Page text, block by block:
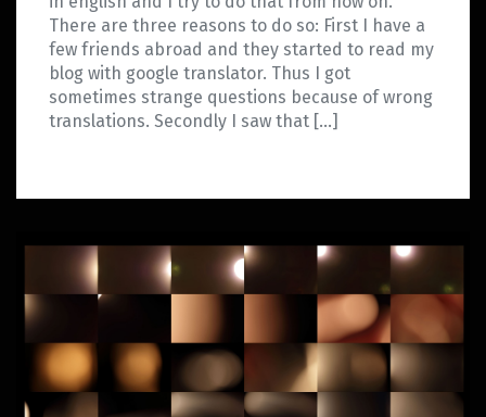
There are three reasons to do so: First I have a
few friends abroad and they started to read my
blog with google translator. Thus I got
sometimes strange questions because of wrong
translations. Secondly I saw that […]